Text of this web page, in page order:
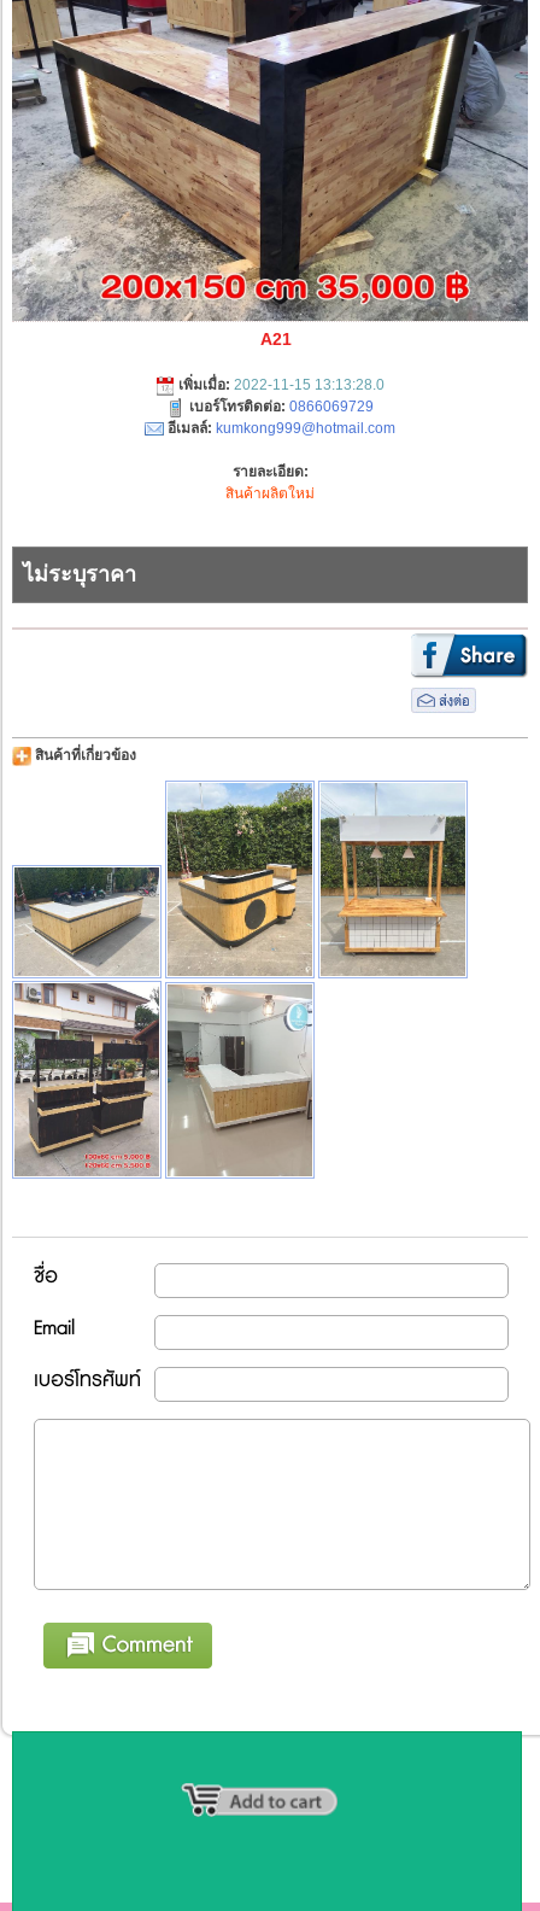
A21
เพิ่มเมื่อ: 2022-11-15 13:13:28.0
เบอร์โทรติดต่อ: 0866069729
อีเมลล์: kumkong999@hotmail.com
รายละเอียด:
สินค้าผลิตใหม่
ไม่ระบุราคา
สินค้าที่เกี่ยวข้อง
ชื่อ
Email
เบอร์โทรศัพท์